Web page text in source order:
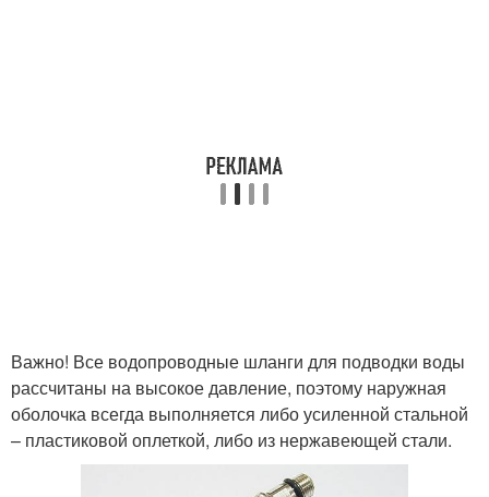
Важно! Все водопроводные шланги для подводки воды
рассчитаны на высокое давление, поэтому наружная
оболочка всегда выполняется либо усиленной стальной
– пластиковой оплеткой, либо из нержавеющей стали.